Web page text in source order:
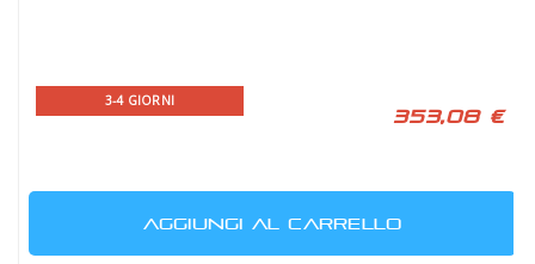
3-4 GIORNI
353,08 €
AGGIUNGI AL CARRELLO